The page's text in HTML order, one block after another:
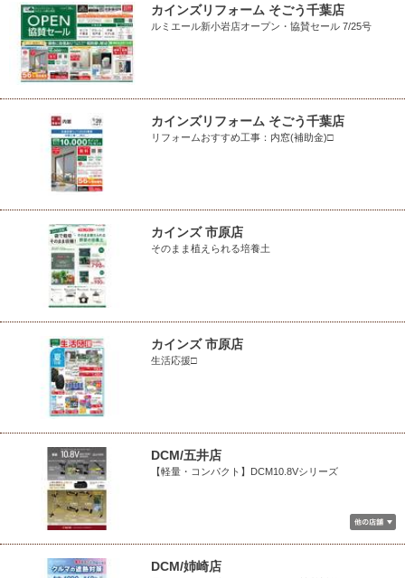
カインズリフォーム そごう千葉店
ルミエール新小岩店オープン・協賛セール 7/25号
カインズリフォーム そごう千葉店
リフォームおすすめ工事：内窓(補助金)□
カインズ 市原店
そのまま植えられる培養土
カインズ 市原店
生活応援□
DCM/五井店
【軽量・コンパクト】DCM10.8Vシリーズ
DCM/姉崎店